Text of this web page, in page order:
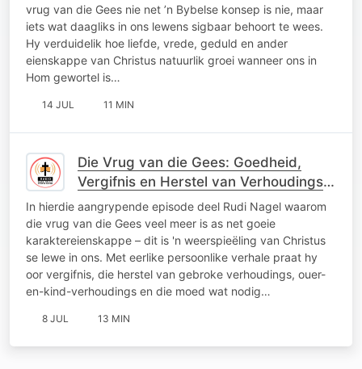
vrug van die Gees nie net ’n Bybelse konsep is nie, maar
iets wat daagliks in ons lewens sigbaar behoort te wees.
Hy verduidelik hoe liefde, vrede, geduld en ander
eienskappe van Christus natuurlik groei wanneer ons in
Hom gewortel is…
14 JUL 11 MIN
Die Vrug van die Gees: Goedheid,
Vergifnis en Herstel van Verhoudings
met Rudi Nagel
In hierdie aangrypende episode deel Rudi Nagel waarom
die vrug van die Gees veel meer is as net goeie
karaktereienskappe – dit is 'n weerspieëling van Christus
se lewe in ons. Met eerlike persoonlike verhale praat hy
oor vergifnis, die herstel van gebroke verhoudings, ouer-
en-kind-verhoudings en die moed wat nodig…
8 JUL 13 MIN